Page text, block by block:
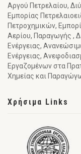
Αργού Πετρελαίου,
Εμπορίας
Πετροχημικών,
Αερίου, Παραγωγής ,
Ενέργειας,
Ενέργειας,
Εργαζομένων στα
Χημείας και
Χρήσιμα Links